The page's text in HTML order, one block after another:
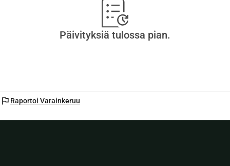
Päivityksiä tulossa pian.
flag Raportoi Varainkeruu